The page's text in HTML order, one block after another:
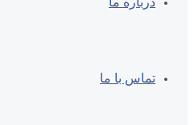
تماس با ما